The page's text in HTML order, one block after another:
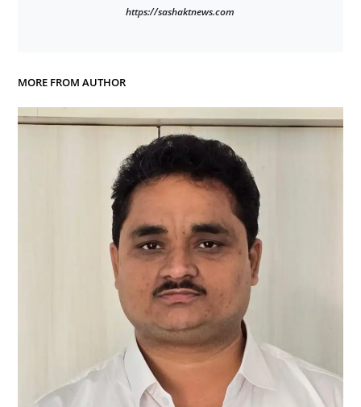
https://sashaktnews.com
MORE FROM AUTHOR